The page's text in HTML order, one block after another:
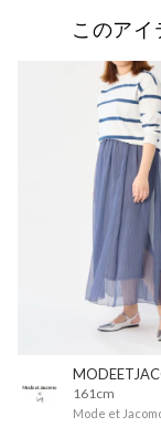
このアイ
161cm
Mode et